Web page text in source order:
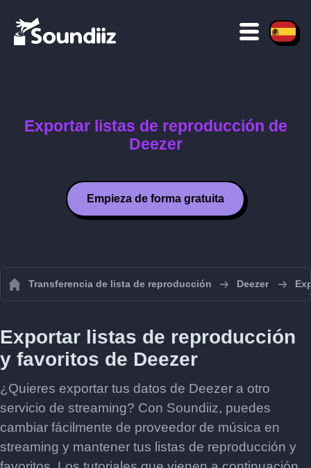
Exportar listas de reproducción de
Deezer
Empieza de forma gratuita
Transferencia de lista de reproducción Deezer
Exportar listas de reproducción
y favoritos de Deezer
¿Quieres exportar tus datos de Deezer a otro
servicio de streaming? Con Soundiiz, puedes
cambiar fácilmente de proveedor de música en
streaming y mantener tus listas de reproducción y